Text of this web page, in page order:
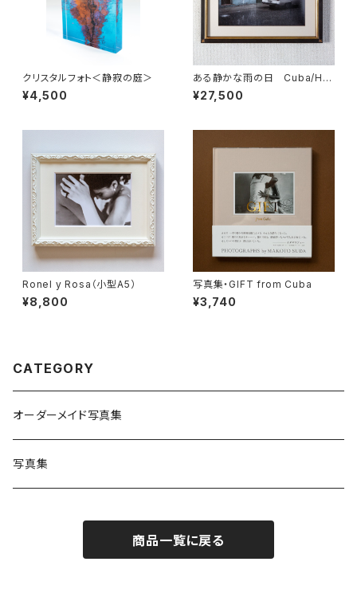
クリスタルフォト＜静寂の庭＞
¥4,500
ある静かな雨の日 Cuba/Ha
vana
¥27,500
Ronel y Rosa（小型A5）
¥8,800
写真集・GIFT from Cuba
¥3,740
CATEGORY
オーダーメイド写真集
写真集
商品一覧に戻る